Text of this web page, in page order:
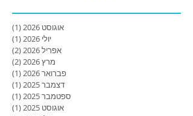
אוגוסט 2026 (1)
יולי 2026
(1)
אפריל 2026
(2)
מרץ 2026
(2)
פברואר 2026
(1)
דצמבר 2025
(1)
ספטמבר 2025
(1)
אוגוסט 2025
(1)